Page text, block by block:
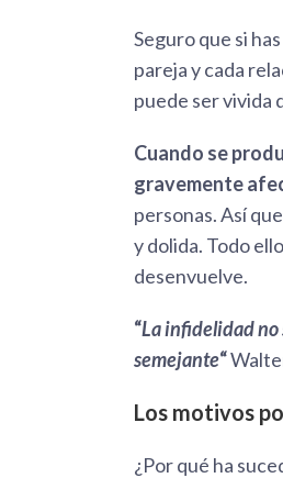
Seguro que si
pareja y cada
puede ser vivida
Cuando se
gravemente
personas. Así
y dolida. Todo
desenvuelve.
“La infidelidad no
semejante“
Los motivos
¿Por qué ha